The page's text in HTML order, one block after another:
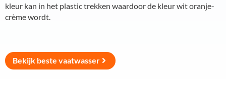
kleur kan in het plastic trekken waardoor de kleur wit oranje-
crème wordt.
Bekijk beste vaatwasser